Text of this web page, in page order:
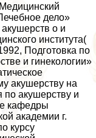
дело»
о и
института(
Подготовка по
и гинекологии»
акушерству на
акушерству и
кафедры
академии г.
курсу